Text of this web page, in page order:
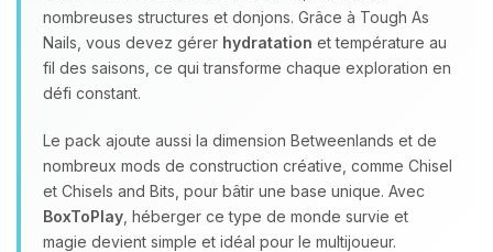
nombreuses structures et donjons. Grâce à Tough As
Nails, vous devez gérer hydratation et température au
fil des saisons, ce qui transforme chaque exploration en
défi constant.
Le pack ajoute aussi la dimension Betweenlands et de
nombreux mods de construction créative, comme Chisel
et Chisels and Bits, pour bâtir une base unique. Avec
BoxToPlay , héberger ce type de monde survie et
magie devient simple et idéal pour le multijoueur.